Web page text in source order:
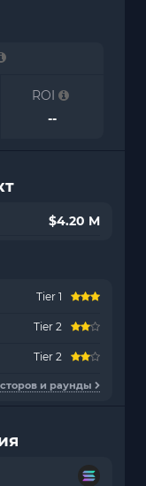
ROI
--
$4.20 M
Tier 1
Tier 2
Tier 2
и раунды